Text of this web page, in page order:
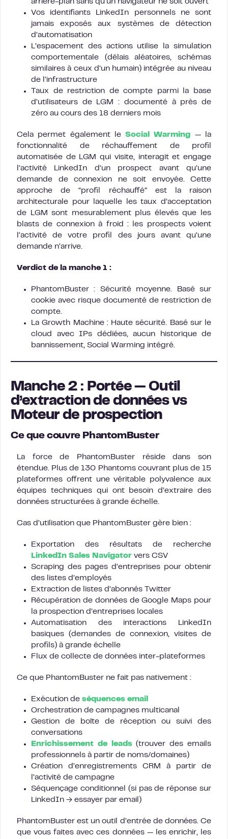
arrière-plan sans qu’un navigateur ne soit ouvert
Vos identifiants LinkedIn personnels ne sont
jamais exposés aux systèmes de détection
d’automatisation
L’espacement des actions utilise la simulation
comportementale (délais aléatoires, schémas
similaires à ceux d’un humain) intégrée au niveau
de l’infrastructure
Taux de restriction de compte parmi la base
d’utilisateurs de LGM : documenté à près de
zéro au cours des 18 derniers mois
Cela permet également leSocial Warming — la
fonctionnalité de réchauffement de profil
automatisée de LGM qui visite, interagit et engage
l’activité LinkedIn d’un prospect avant qu’une
demande de connexion ne soit envoyée. Cette
approche de “profil réchauffé” est la raison
architecturale pour laquelle les taux d’acceptation
de LGM sont mesurablement plus élevés que les
blasts de connexion à froid : les prospects voient
l’activité de votre profil des jours avant qu’une
demande n’arrive.
Verdict de la manche 1 :
PhantomBuster : Sécurité moyenne. Basé sur
cookie avec risque documenté de restriction de
compte.
La Growth Machine : Haute sécurité. Basé sur le
cloud avec IPs dédiées, aucun historique de
bannissement, Social Warming intégré.
Manche 2 : Portée — Outil
d’extraction de données vs
Moteur de prospection
Ce que couvre PhantomBuster
La force de PhantomBuster réside dans son
étendue. Plus de 130 Phantoms couvrant plus de 15
plateformes offrent une véritable polyvalence aux
équipes techniques qui ont besoin d’extraire des
données structurées à grande échelle.
Cas d’utilisation que PhantomBuster gère bien :
Exportation des résultats de recherche
LinkedIn Sales Navigator vers CSV
Scraping des pages d’entreprises pour obtenir
des listes d’employés
Extraction de listes d’abonnés Twitter
Récupération de données de Google Maps pour
la prospection d’entreprises locales
Automatisation des interactions LinkedIn
basiques (demandes de connexion, visites de
profils) à grande échelle
Flux de collecte de données inter-plateformes
Ce que PhantomBuster ne fait pas nativement :
Exécution de séquences email
Orchestration de campagnes multicanal
Gestion de boîte de réception ou suivi des
conversations
Enrichissement de leads(trouver des emails
professionnels à partir de noms/domaines)
Création d’enregistrements CRM à partir de
l’activité de campagne
Séquençage conditionnel (si pas de réponse sur
LinkedIn → essayer par email)
PhantomBuster est un outil d’entrée de données. Ce
que vous faites avec ces données — les enrichir, les